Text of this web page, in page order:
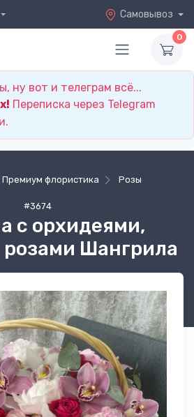
Самовывоз
0
ну вот и телеграм всё...
Переписка через Telegram
Премиум флористика Розы
#3674
с орхидеями,
Шангрила